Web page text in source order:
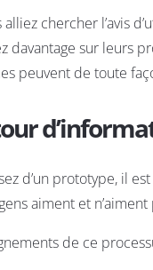
chercher l’avis
davantage sur leurs
peuvent de toute
d’un prototype, il
aiment et
de ce